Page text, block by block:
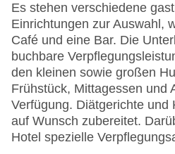
Anzahl der Aufzüge: 1
Haustiere
Zimmerservice
Sonnenterrasse
Gesamtanzahl der
Pools:Kinderbecken,
Pool, Outdoor Pool,
Liegen am Pool
Zahlungsarten: American
Es stehen verschiedene
Einrichtungen zur Auswahl,
Café und eine Bar. Die
buchbare
den kleinen sowie großen
Frühstück, Mittagessen und
Verfügung. Diätgerichte und
auf Wunsch zubereitet.
Hotel spezielle